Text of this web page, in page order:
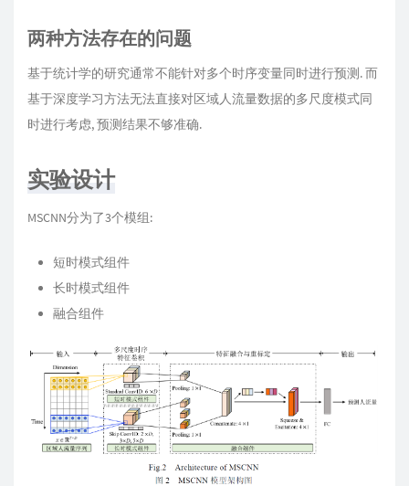
两种方法存在的问题
基于统计学的研究通常不能针对多个时序变量同时进行预测. 而
基于深度学习方法无法直接对区域人流量数据的多尺度模式同
时进行考虑, 预测结果不够准确.
实验设计
MSCNN分为了3个模组:
短时模式组件
长时模式组件
融合组件